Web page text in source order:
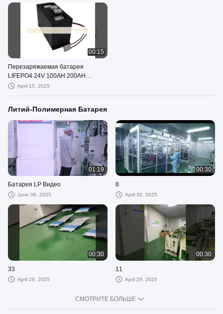
00:15
Перезаряжаемая батарея
LIFEPO4 24V 100AH 200AH
IFR32700 32650 26650
April 15, 2025
Литий-Полимерная Батарея
01:19
Батарея LP Видео
June 06, 2025
00:30
8
April 30, 2025
00:30
33
April 29, 2025
00:30
11
April 29, 2025
СМОТРИТЕ БОЛЬШЕ